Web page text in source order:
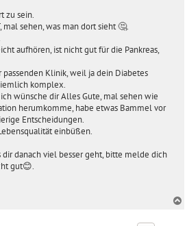
zu sein.
sehen, was man dort sieht 🤔.
aufhören, ist nicht gut für die Pankreas,
passenden Klinik, weil ja dein Diabetes
komplex.
wünsche dir Alles Gute, mal sehen wie
herumkomme, habe etwas Bammel vor
Entscheidungen.
einbüßen.
dir danach viel besser geht, bitte melde dich
gut😊.